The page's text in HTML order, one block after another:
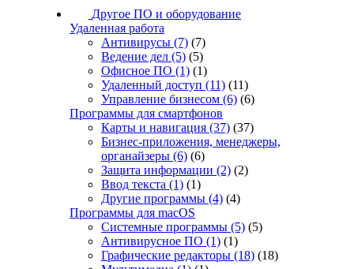
Другое ПО и оборудование
Удаленная работа
Антивирусы (7) (7)
Ведение дел (5) (5)
Офисное ПО (1) (1)
Удаленный доступ (11) (11)
Управление бизнесом (6) (6)
Программы для смартфонов
Карты и навигация (37) (37)
Бизнес-приложения, менеджеры,
органайзеры (6) (6)
Защита информации (2) (2)
Ввод текста (1) (1)
Другие программы (4) (4)
Программы для macOS
Системные программы (5) (5)
Антивирусное ПО (1) (1)
Графические редакторы (18) (18)